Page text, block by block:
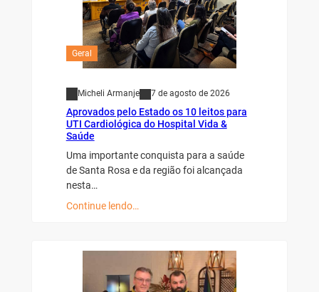
Geral
Micheli Armanje 7 de agosto de 2026
Aprovados pelo Estado os 10 leitos para
UTI Cardiológica do Hospital Vida &
Saúde
Uma importante conquista para a saúde
de Santa Rosa e da região foi alcançada
nesta…
Continue lendo…